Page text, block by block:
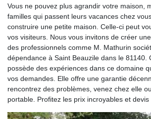
Vous ne pouvez plus agrandir votre maison,
familles qui passent leurs vacances chez
construire une petite maison. Celle-ci peut
vos visiteurs. Nous vous invitons de créer
des professionnels comme M. Mathurin
dépendance à Saint Beauzile dans le 81140.
possède des expériences dans ce domaine
vos demandes. Elle offre une garantie
rencontrez des problèmes, venez chez elle
portable. Profitez les prix incroyables et devis